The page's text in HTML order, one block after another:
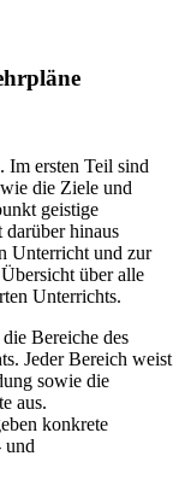
Im ersten Teil sind
die Ziele und
geistige
hinaus
Unterricht und zur
über alle
Unterrichts.
Bereiche des
Jeder Bereich weist
sowie die
aus.
konkrete
und